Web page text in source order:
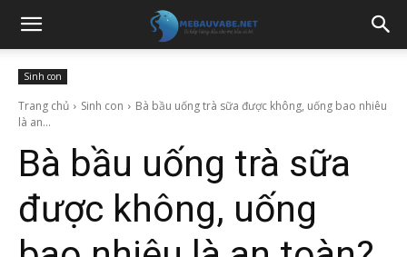
Sinh con
Trang chủ Sinh con
Bà bầu uống trà sữa được không, uống bao nhiêu
là an...
Bà bầu uống trà sữa
được không, uống